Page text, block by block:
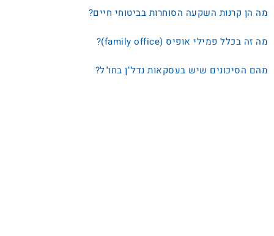
מה הן קרנות השקעה הסוחרות בביטוחי חיים?
מה זה בכלל פמילי אופיס (family office)?
מהם הסיכונים שיש בעסקאות נדל"ן בחו"ל?